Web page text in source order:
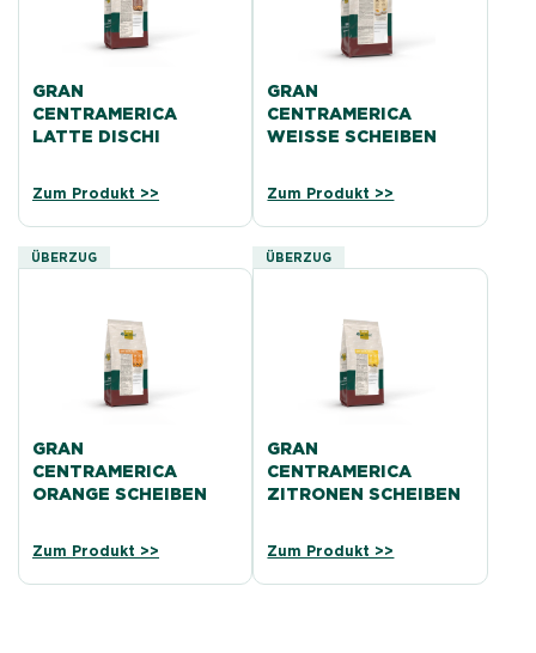
GRAN
CENTRAMERICA
LATTE DISCHI
Zum Produkt >>
GRAN
CENTRAMERICA
WEISSE SCHEIBEN
Zum Produkt >>
ÜBERZUG
GRAN
CENTRAMERICA
ORANGE SCHEIBEN
Zum Produkt >>
ÜBERZUG
GRAN
CENTRAMERICA
ZITRONEN SCHEIBEN
Zum Produkt >>